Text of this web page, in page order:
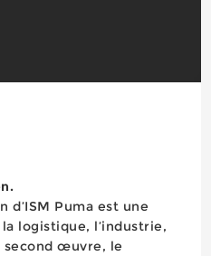
d’ISM Puma est une
logistique, l’industrie,
second œuvre, le